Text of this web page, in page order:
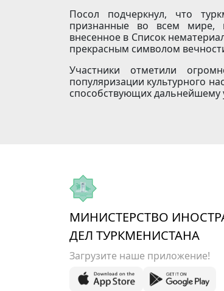
Посол подчеркнул, что
признанные во всем мире, и
внесенное в Список
прекрасным символом
Участники отметили
популяризации культурного
способствующих
МИНИСТЕРСТВО
ДЕЛ ТУРКМЕНИСТАНА
Загрузите наше приложение!